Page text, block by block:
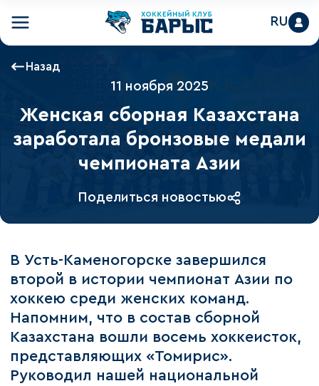
RU
Назад
11 ноября 2025
Женская сборная Казахстана
заработала бронзовые медали
чемпионата Азии
Поделиться новостью
В Усть-Каменогорске завершился
второй в истории чемпионат Азии по
хоккею среди женских команд.
Напомним, что в состав сборной
Казахстана вошли восемь хоккеисток,
представляющих «Томирис».
Руководил нашей национальной